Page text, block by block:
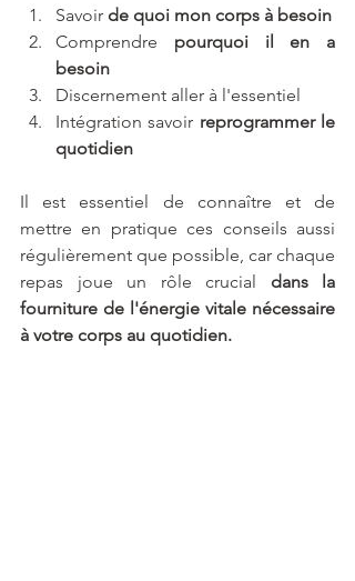
Savoir
Comprendre pourquoi il en a
besoin
Discernement aller à l'essentiel
Intégration savoir reprogrammer le
quotidien
Il est essentiel de connaître et de
mettre en pratique ces conseils aussi
régulièrement que possible, car chaque
repas joue un rôle crucial dans la
fourniture de l'énergie vitale nécessaire
à votre corps au quotidien.